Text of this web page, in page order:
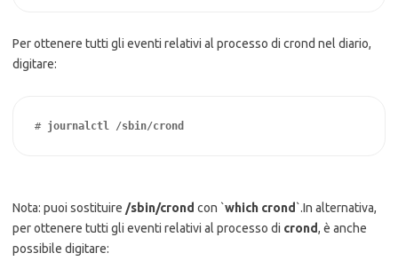
Per ottenere tutti gli eventi relativi al processo di crond nel diario,
digitare:
# journalctl /sbin/crond
Nota: puoi sostituire /sbin/crond con `which crond `.In alternativa,
per ottenere tutti gli eventi relativi al processo di crond, è anche
possibile digitare: